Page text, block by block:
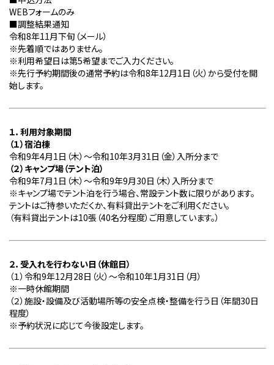
WEBフォームのみ
■調整結果通知
令和8年11月下旬（メール）
※先着順ではありません。
※利用希望日は第5希望までご入力ください。
※先行予約期間後の通常予約は令和8年12月1日（火）から受付を開
始します。
１．利用対象期間
（１）宿泊棟
令和9年4月1日（木）～令和10年3月31日（金）入所分まで
（２）キャンプ場（テント泊）
令和9年7月1日（木）～令和9年9月30日（木）入所分まで
※キャンプ場でテント泊を行う場合、常設テント数に限りがあります。
テントはご持参いただくか、有料貸出テントをご利用ください。
（有料貸出テントは10張（40名分程度）ご用意しています。）
２．受入れを行わない日（休館日）
（１）令和9年12月28日（火）～令和10年1月31日（月）
※一時休館期間
（２）施設・設備及び活動場所等の安全点検・整備を行う日（年間30日
程度）
※予約状況に応じて今後設定します。